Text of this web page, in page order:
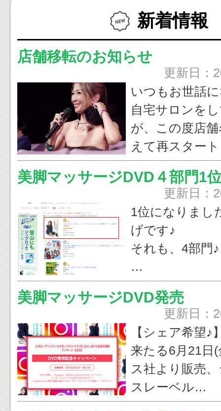
新着情報
店舗移転のお知らせ
更新日：
いつもお世話
自宅サロンを
が、この度店
えて再スター
今後ともよろ
す。
新店舗
美脚専門サロ
ンズ脱毛ノー
〒190-0023 東
町3-14-21
07021731747
美脚マッサージDVD４部門1
更新日：
1位になりまし
げです♪
それも、4部門♪
ありがとうご
本当に、カン
るので是非御
しくお願いし
マッサージ歴
なものに絞り
美脚マッサージDVD発売
更新日：
【シェア希望♪
来たる6月21日
ス社より販売
スレーベル
にぎる♪ゲンコ